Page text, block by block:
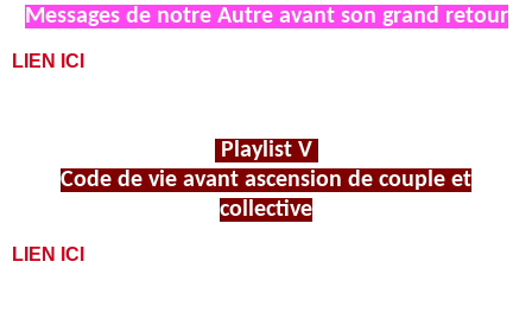
Messages de notre Autre avant son grand retour
LIEN ICI
Playlist V
Code de vie avant ascension de couple et
collective
LIEN ICI